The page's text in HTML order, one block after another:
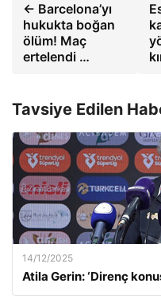
← Barcelona’yı
hukukta boğan
ölüm! Maç
ertelendi …
Tavsiye Edilen
14/12/2025
Atila Gerin: ‘Direnç